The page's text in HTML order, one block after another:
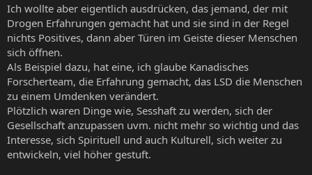
Ich wollte aber eigentlich ausdrücken, das jemand, der mit
Drogen Erfahrungen gemacht hat und sie sind in der Regel
nichts Positives, dann aber Türen im Geiste dieser Menschen
sich öffnen.
Als Beispiel dazu, hat eine, ich glaube Kanadisches
Forscherteam, die Erfahrung gemacht, das LSD die Menschen
zu einem Umdenken verändert.
Plötzlich waren Dinge wie, Sesshaft zu werden, sich der
Gesellschaft anzupassen uvm. nicht mehr so wichtig und das
Interesse, sich Spirituell und auch Kulturell, sich weiter zu
entwickeln, viel höher gestuft.